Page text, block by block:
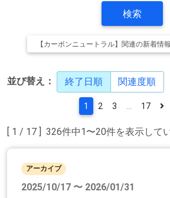
検索
【カーボンニュートラル】関連の新着情
並び替え： 終了日順 関連度順
[ 1 / 17 ] 326件中1〜20件を表示してい
1 2 3 17
アーカイブ
2025/10/17 〜 2026/01/31